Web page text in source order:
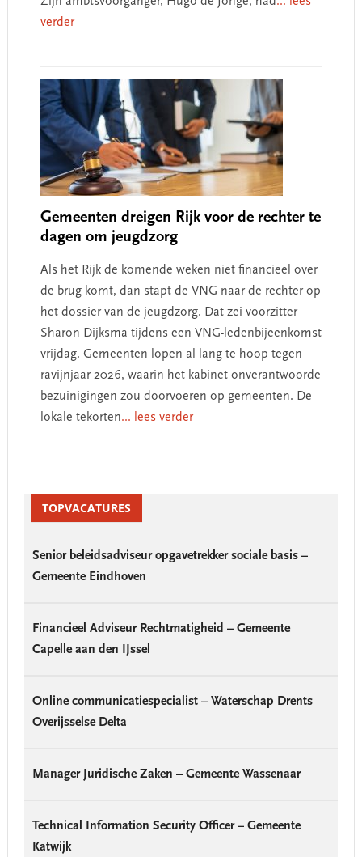
verder
Gemeenten dreigen Rijk voor de rechter te
dagen om jeugdzorg
Als het Rijk de komende weken niet financieel over
de brug komt, dan stapt de VNG naar de rechter op
het dossier van de jeugdzorg. Dat zei voorzitter
Sharon Dijksma tijdens een VNG-ledenbijeenkomst
vrijdag. Gemeenten lopen al lang te hoop tegen
ravijnjaar 2026, waarin het kabinet onverantwoorde
bezuinigingen zou doorvoeren op gemeenten. De
lokale tekorten... lees verder
SidebarTOPVACATURES
Senior beleidsadviseur opgavetrekker sociale basis –
Gemeente Eindhoven
Financieel Adviseur Rechtmatigheid – Gemeente
Capelle aan den IJssel
Online communicatiespecialist – Waterschap Drents
Overijsselse Delta
Manager Juridische Zaken – Gemeente Wassenaar
Technical Information Security Officer – Gemeente
Katwijk